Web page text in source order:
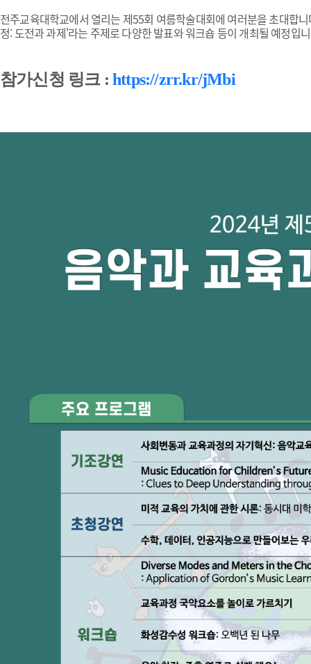
전주교육대학교에서 열리는 제55회 여름학술대회에 여러분을 초대합
정: 도전과 과제'라는 주제로 다양한 발표와 워크숍 등이 개최될 예정입
참가신청 링크 : https://zrr.kr/jMbi